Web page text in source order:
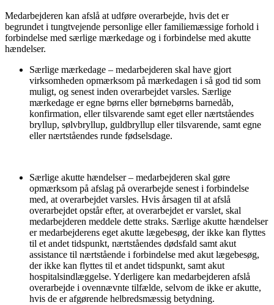
Medarbejderen kan afslå at udføre overarbejde, hvis det er
begrundet i tungtvejende personlige eller familiemæssige forhold i
forbindelse med særlige mærkedage og i forbindelse med akutte
hændelser.
Særlige mærkedage – medarbejderen skal have gjort
virksomheden opmærksom på mærkedagen i så god tid som
muligt, og senest inden overarbejdet varsles. Særlige
mærkedage er egne børns eller børnebørns barnedåb,
konfirmation, eller tilsvarende samt eget eller nærtståendes
bryllup, sølvbryllup, guldbryllup eller tilsvarende, samt egne
eller nærtståendes runde fødselsdage.
Særlige akutte hændelser – medarbejderen skal gøre
opmærksom på afslag på overarbejde senest i forbindelse
med, at overarbejdet varsles. Hvis årsagen til at afslå
overarbejdet opstår efter, at overarbejdet er varslet, skal
medarbejderen meddele dette straks. Særlige akutte hændelser
er medarbejderens eget akutte lægebesøg, der ikke kan flyttes
til et andet tidspunkt, nærtståendes dødsfald samt akut
assistance til nærtstående i forbindelse med akut lægebesøg,
der ikke kan flyttes til et andet tidspunkt, samt akut
hospitalsindlæggelse. Yderligere kan medarbejderen afslå
overarbejde i ovennævnte tilfælde, selvom de ikke er akutte,
hvis de er afgørende helbredsmæssig betydning.